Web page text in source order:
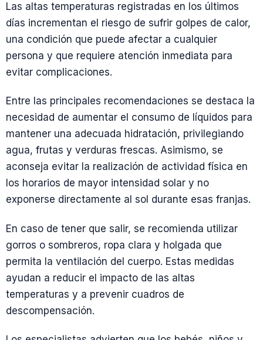
Las altas temperaturas registradas en los últimos
días incrementan el riesgo de sufrir golpes de calor,
una condición que puede afectar a cualquier
persona y que requiere atención inmediata para
evitar complicaciones.
Entre las principales recomendaciones se destaca la
necesidad de aumentar el consumo de líquidos para
mantener una adecuada hidratación, privilegiando
agua, frutas y verduras frescas. Asimismo, se
aconseja evitar la realización de actividad física en
los horarios de mayor intensidad solar y no
exponerse directamente al sol durante esas franjas.
En caso de tener que salir, se recomienda utilizar
gorros o sombreros, ropa clara y holgada que
permita la ventilación del cuerpo. Estas medidas
ayudan a reducir el impacto de las altas
temperaturas y a prevenir cuadros de
descompensación.